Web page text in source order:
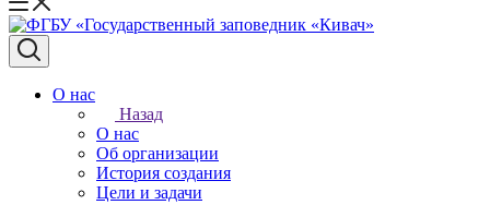
О нас
Назад
О нас
Об организации
История создания
Цели и задачи